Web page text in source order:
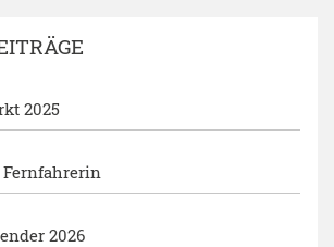
2025
Fernfahrerin
2026